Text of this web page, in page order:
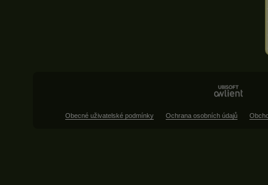
Obecné uživatelské podmínky Ochrana osobních údajů